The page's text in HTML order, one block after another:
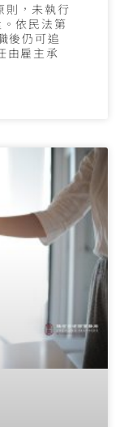
則，未執行
依民法第
後仍可追
由雇主承